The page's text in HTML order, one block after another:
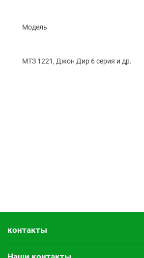
Модель
МТЗ 1221, Джон Дир 6 серия и др.
контакты